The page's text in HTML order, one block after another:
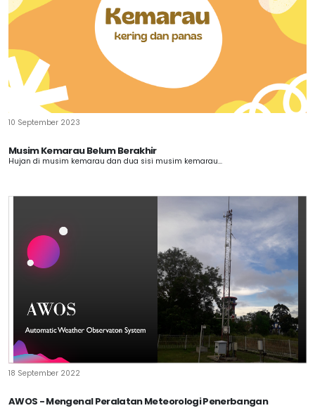
10 September 2023
Musim Kemarau Belum Berakhir
Hujan di musim kemarau dan dua sisi musim kemarau...
18 September 2022
AWOS - Mengenal Peralatan Meteorologi Penerbangan